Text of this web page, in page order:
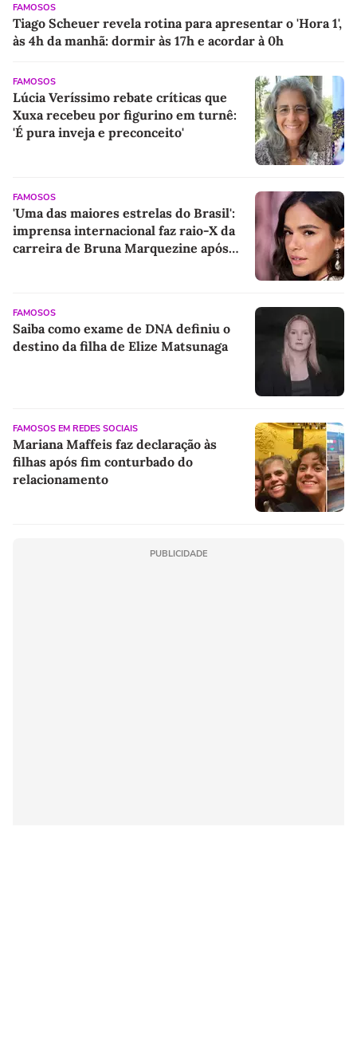
FAMOSOS
Tiago Scheuer revela rotina para apresentar o 'Hora 1',
às 4h da manhã: dormir às 17h e acordar à 0h
FAMOSOS
Lúcia Veríssimo rebate críticas que
Xuxa recebeu por figurino em turnê:
'É pura inveja e preconceito'
FAMOSOS
'Uma das maiores estrelas do Brasil':
imprensa internacional faz raio-X da
carreira de Bruna Marquezine após
FAMOSOS
Saiba como exame de DNA definiu o
destino da filha de Elize Matsunaga
FAMOSOS EM REDES SOCIAIS
Mariana Maffeis faz declaração às
filhas após fim conturbado do
relacionamento
PUBLICIDADE